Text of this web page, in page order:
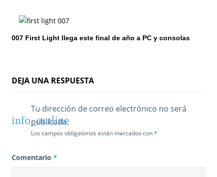
r
d
s
007 First Light llega este final de año a PC y consolas
DEJA UNA RESPUESTA
Tu dirección de correo electrónico no será
publicada.
Los campos obligatorios están marcados con*
Comentario *